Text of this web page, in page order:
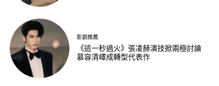
影劇推薦
《這一秒過火》張凌赫演技掀兩極討論
慕容清嶧成轉型代表作